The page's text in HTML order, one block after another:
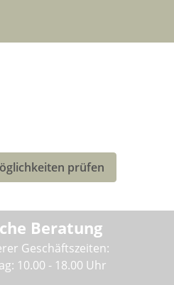
prüfen
Beratung
Geschäftszeiten:
10.00 - 18.00 Uhr